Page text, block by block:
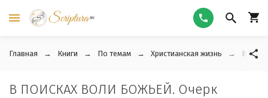
Главная Книги По темам Христианская жизнь В
В ПОИСКАХ ВОЛИ БОЖЬЕЙ. Очерк